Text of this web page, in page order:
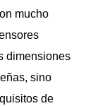
mucho
dimensiones
sino
de